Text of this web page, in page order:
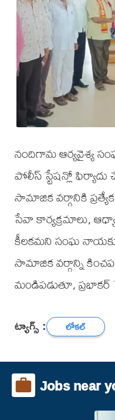
నందిగామ ఆర్యవైశ్య
పోలీస్ స్టేషన్లో
సామాజిక వర్గానికి
సేవా కార్యక్రమాలు,
కీలకమని సంఘ
సామాజిక వర్గాన్ని
మండిపడుతూ,
ట్యాగ్స్ : లోకల్
Jobs near